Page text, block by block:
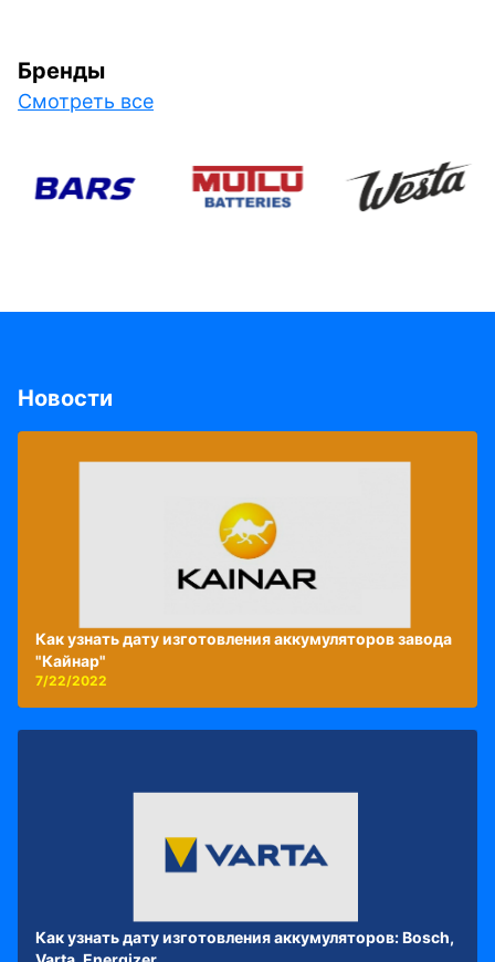
Бренды
Смотреть все
Новости
Как узнать дату изготовления аккумуляторов завода
"Кайнар"
7/22/2022
Как узнать дату изготовления аккумуляторов: Bosch,